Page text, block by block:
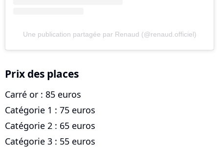
Une publication partagée par Renaud (@renaud.officiel)
Prix des places
Carré or : 85 euros
Catégorie 1 : 75 euros
Catégorie 2 : 65 euros
Catégorie 3 : 55 euros